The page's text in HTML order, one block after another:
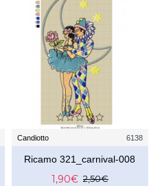
Candiotto 6138
Ricamo 321_carnival-008
1,90€ 2,50€